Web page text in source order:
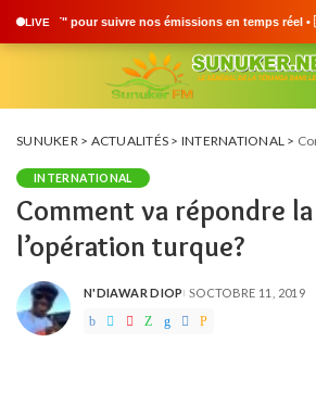
LIVEémissions en temps réel • 🇸🇳 Actualités du
SUNUKER> ACTUALITÉS > INTERNATIONAL >
INTERNATIONAL
Comment va répondre
l’opération turque?
POSTED
BY
N'DIAWAR DIOP OCTOBRE 11, 2019